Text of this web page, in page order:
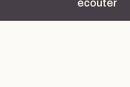
écouter